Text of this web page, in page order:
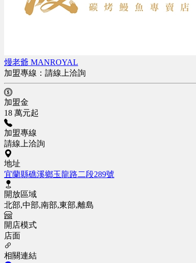
熳老爺 MANROYAL
加盟專線： 請線上洽詢
加盟金
18 萬元起
加盟專線
請線上洽詢
地址
宜蘭縣礁溪鄉玉龍路二段289號
開放區域
北部,中部,南部,東部,離島
開店模式
店面
相關連結